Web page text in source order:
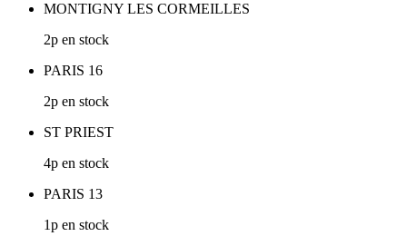
MONTIGNY LES CORMEILLES
2p en stock
PARIS 16
2p en stock
ST PRIEST
4p en stock
PARIS 13
1p en stock